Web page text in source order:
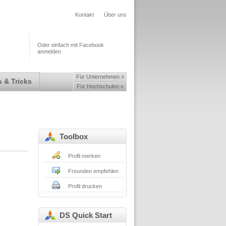
Kontakt Über uns
Oder einfach mit Facebook
anmelden
& Tricks
Für Unternehmen »
Für Hochschulen »
Toolbox
Profil merken
Freunden empfehlen
Profil drucken
DS Quick Start